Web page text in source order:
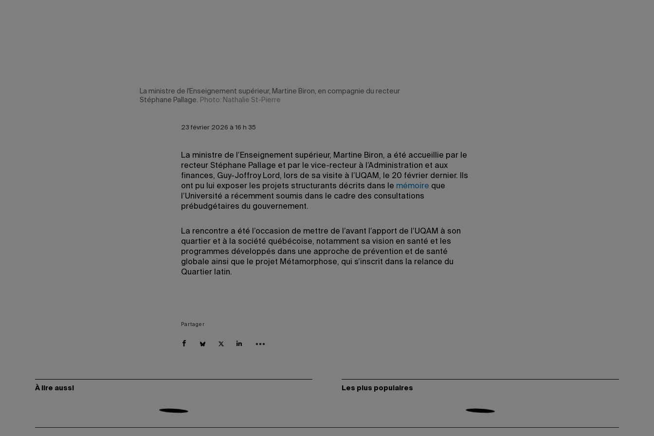
La ministre de l'Enseignement supérieur, Martine Biron, en compagnie du recteur
Stéphane Pallage. Photo: Nathalie St-Pierre
23 février 2026 à 16 h 35
La ministre de l’Enseignement supérieur, Martine Biron, a été accueillie par le
recteur Stéphane Pallage et par le vice-recteur à l’Administration et aux
finances, Guy-Joffroy Lord, lors de sa visite à l’UQAM, le 20 février dernier. Ils
ont pu lui exposer les projets structurants décrits dans le mémoire que
l’Université a récemment soumis dans le cadre des consultations
prébudgétaires du gouvernement.
La rencontre a été l’occasion de mettre de l’avant l’apport de l’UQAM à son
quartier et à la société québécoise, notamment sa vision en santé et les
programmes développés dans une approche de prévention et de santé
globale ainsi que le projet Métamorphose, qui s’inscrit dans la relance du
Quartier latin.
Partager
À lire aussi Les plus populaires